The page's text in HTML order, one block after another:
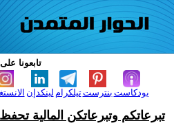
تابعونا
لينكدإن تيلكرامبنترست بودكاست
تبرعاتكم وتبرعاتكن المالية